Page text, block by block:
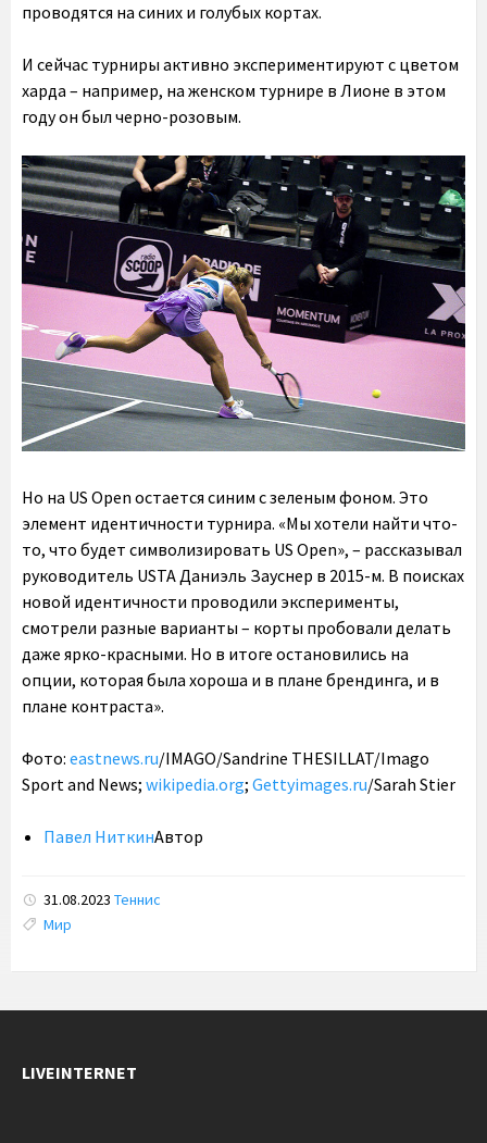
проводятся на синих и голубых кортах.
И сейчас турниры активно экспериментируют с цветом
харда – например, на женском турнире в Лионе в этом
году он был черно-розовым.
Но на US Open остается синим с зеленым фоном. Это
элемент идентичности турнира. «Мы хотели найти что-
то, что будет символизировать US Open», – рассказывал
руководитель USTA Даниэль Зауснер в 2015-м. В поисках
новой идентичности проводили эксперименты,
смотрели разные варианты – корты пробовали делать
даже ярко-красными. Но в итоге остановились на
опции, которая была хороша и в плане брендинга, и в
плане контраста».
Фото: eastnews.ru/IMAGO/Sandrine THESILLAT/Imago
Sport and News; wikipedia.org; Gettyimages.ru/Sarah Stier
Павел НиткинАвтор
31.08.2023 Теннис
Tags:
Мир
LIVEINTERNET